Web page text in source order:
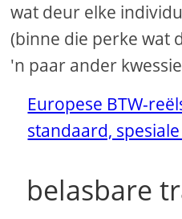
wat deur elke
(binne die perke wat
'n paar ander
Europese BTW-
standaard,
belasbare